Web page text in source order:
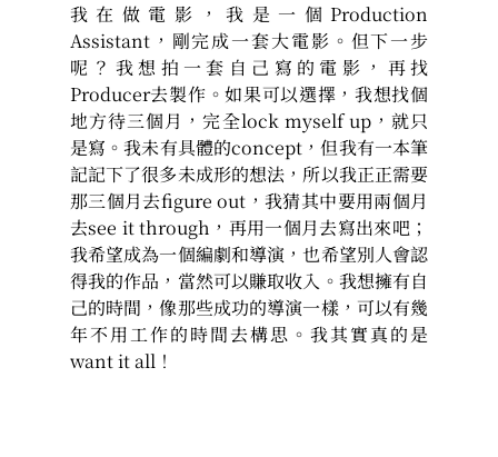
我在做電影，我是一個Production
Assistant，剛完成一套大電影。但下一步
呢？我想拍一套自己寫的電影，再找
Producer去製作。如果可以選擇，我想找個
地方待三個月，完全lock myself up，就只
是寫。我未有具體的concept，但我有一本筆
記記下了很多未成形的想法，所以我正正需要
那三個月去figure out，我猜其中要用兩個月
去see it through，再用一個月去寫出來吧；
我希望成為一個編劇和導演，也希望別人會認
得我的作品，當然可以賺取收入。我想擁有自
己的時間，像那些成功的導演一樣，可以有幾
年不用工作的時間去構思。我其實真的是
want it all！